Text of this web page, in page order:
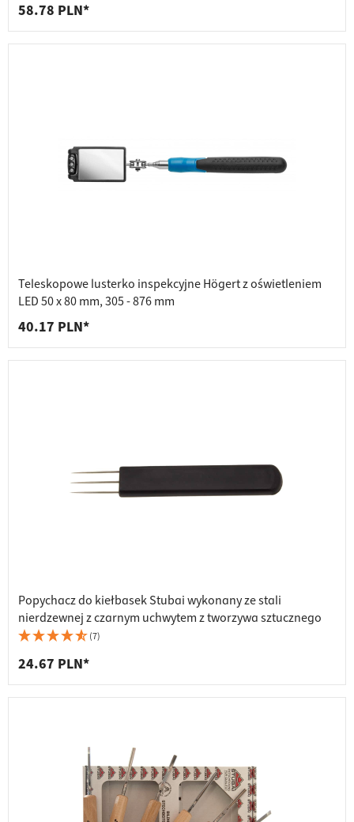
58.78 PLN*
Teleskopowe lusterko inspekcyjne Högert z oświetleniem
LED 50 x 80 mm, 305 - 876 mm
40.17 PLN*
Popychacz do kiełbasek Stubai wykonany ze stali
nierdzewnej z czarnym uchwytem z tworzywa sztucznego
(7)
24.67 PLN*